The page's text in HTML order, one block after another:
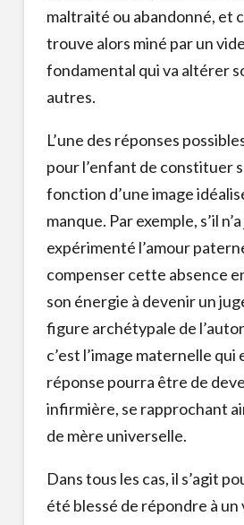
maltraité ou abandonné, et
trouve alors miné par un
fondamental qui va altérer
autres.
L’une des réponses
pour l’enfant de constituer
fonction d’une image
manque. Par exemple, s’il
expérimenté l’amour
compenser cette absence
son énergie à devenir un
figure archétypale de
c’est l’image maternelle qui
réponse pourra être de
infirmière, se rapprochant
de mère universelle.
Dans tous les cas, il s’agit
été blessé de répondre à